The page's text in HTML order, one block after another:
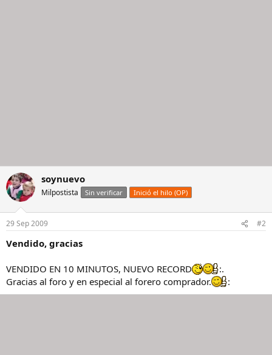
soynuevo
Milpostista Sin verificar Inició el hilo (OP)
29 Sep 2009 #2
Vendido, gracias
VENDIDO EN 10 MINUTOS, NUEVO RECORD
:.
Gracias al foro y en especial al forero comprador.
: